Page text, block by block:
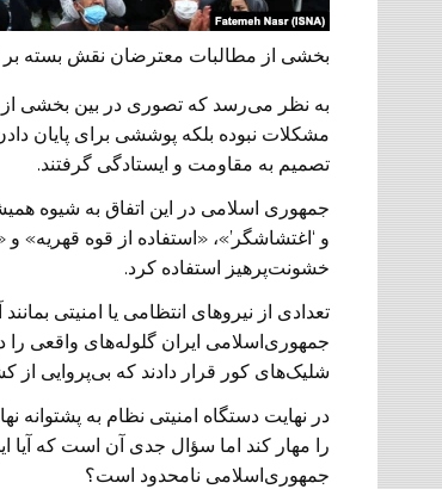
بخشی از مطالبات معترضان نقش بسته بر
به نظر می‌رسد که تصوری در بین بخشی
مشکلات نبوده بلکه پوششی برای پایان
تصمیم به مقاومت و ایستادگی گرفتند.
جمهوری اسلامی در این اتفاق به شیوه
و ‘اغتشاشگر’»، «استفاده از قوه
خشونت‌پرهیز استفاده کرد.
جمهوری‌اسلامی ایران گلوله‌های واقعی
شلیک‌های کور قرار دادند که بی‌پروایی
در نهایت دستگاه امنیتی نظام به
را مهار کند اما سؤال جدی آن است که آیا
جمهوری‌اسلامی نامحدود است؟